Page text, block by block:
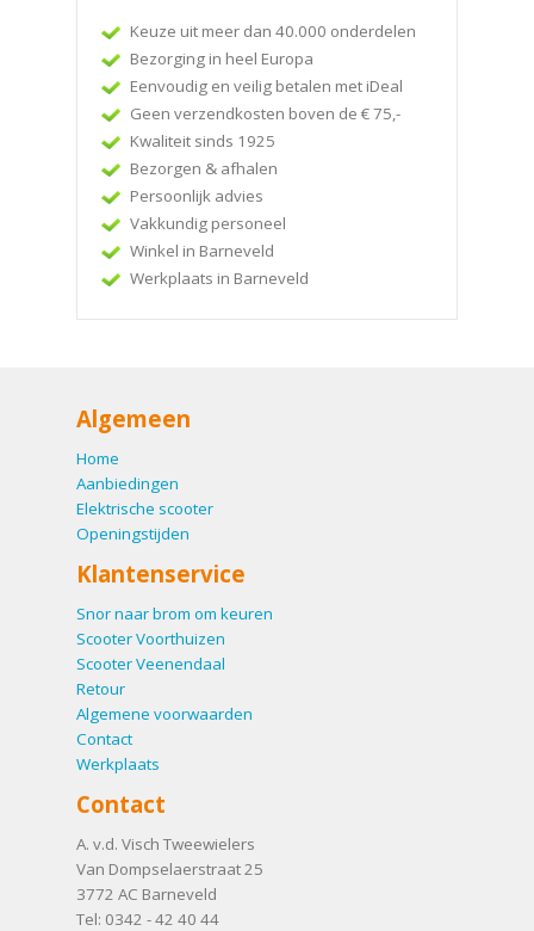
Keuze uit meer dan 40.000 onderdelen
Bezorging in heel Europa
Eenvoudig en veilig betalen met iDeal
Geen verzendkosten boven de € 75,-
Kwaliteit sinds 1925
Bezorgen & afhalen
Persoonlijk advies
Vakkundig personeel
Winkel in Barneveld
Werkplaats in Barneveld
Algemeen
Home
Aanbiedingen
Elektrische scooter
Openingstijden
Klantenservice
Snor naar brom om keuren
Scooter Voorthuizen
Scooter Veenendaal
Retour
Algemene voorwaarden
Contact
Werkplaats
Contact
A. v.d. Visch Tweewielers
Van Dompselaerstraat 25
3772 AC Barneveld
Tel: 0342 - 42 40 44